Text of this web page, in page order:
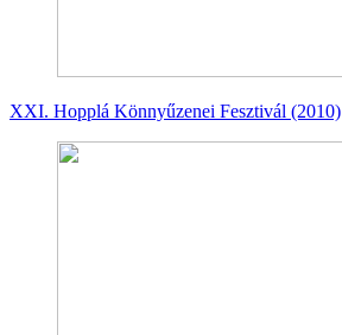
XXI. Hopplá Könnyűzenei Fesztivál (2010)